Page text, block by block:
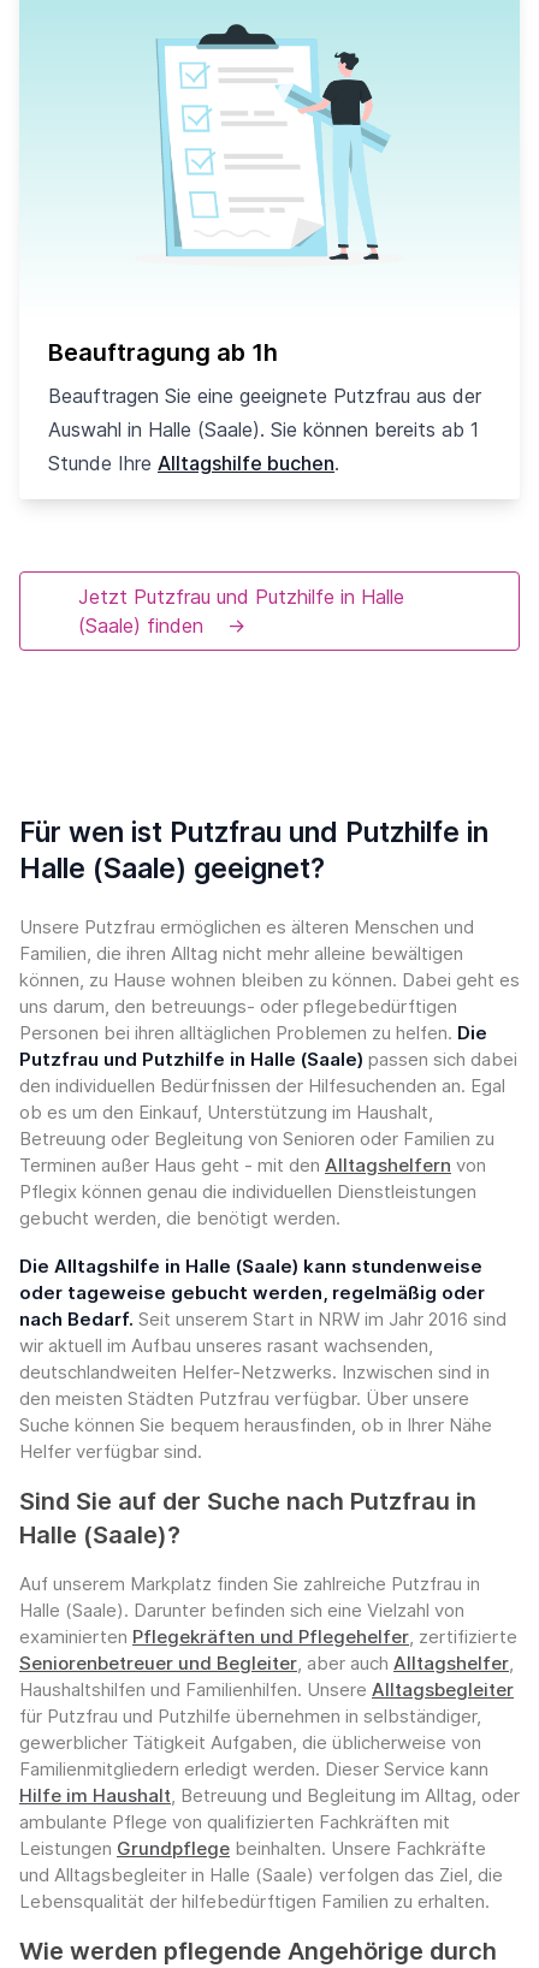
Beauftragung ab 1h
Beauftragen Sie eine geeignete Putzfrau aus der
Auswahl in Halle (Saale). Sie können bereits ab 1
Stunde Ihre Alltagshilfe buchen.
Jetzt Putzfrau und Putzhilfe in Halle
(Saale) finden
→
Für wen ist Putzfrau und Putzhilfe in
Halle (Saale) geeignet?
Unsere Putzfrau ermöglichen es älteren Menschen und
Familien, die ihren Alltag nicht mehr alleine bewältigen
können, zu Hause wohnen bleiben zu können. Dabei geht es
uns darum, den betreuungs- oder pflegebedürftigen
Personen bei ihren alltäglichen Problemen zu helfen. Die
Putzfrau und Putzhilfe in Halle (Saale) passen sich dabei
den individuellen Bedürfnissen der Hilfesuchenden an. Egal
ob es um den Einkauf, Unterstützung im Haushalt,
Betreuung oder Begleitung von Senioren oder Familien zu
Terminen außer Haus geht - mit den Alltagshelfern von
Pflegix können genau die individuellen Dienstleistungen
gebucht werden, die benötigt werden.
Die Alltagshilfe in Halle (Saale) kann stundenweise
oder tageweise gebucht werden, regelmäßig oder
nach Bedarf. Seit unserem Start in NRW im Jahr 2016 sind
wir aktuell im Aufbau unseres rasant wachsenden,
deutschlandweiten Helfer-Netzwerks. Inzwischen sind in
den meisten Städten Putzfrau verfügbar. Über unsere
Suche können Sie bequem herausfinden, ob in Ihrer Nähe
Helfer verfügbar sind.
Sind Sie auf der Suche nach Putzfrau in
Halle (Saale)?
Auf unserem Markplatz finden Sie zahlreiche Putzfrau in
Halle (Saale). Darunter befinden sich eine Vielzahl von
examinierten Pflegekräften und Pflegehelfer, zertifizierte
Seniorenbetreuer und Begleiter, aber auch Alltagshelfer,
Haushaltshilfen und Familienhilfen. Unsere Alltagsbegleiter
für Putzfrau und Putzhilfe übernehmen in selbständiger,
gewerblicher Tätigkeit Aufgaben, die üblicherweise von
Familienmitgliedern erledigt werden. Dieser Service kann
Hilfe im Haushalt, Betreuung und Begleitung im Alltag, oder
ambulante Pflege von qualifizierten Fachkräften mit
Leistungen Grundpflege beinhalten. Unsere Fachkräfte
und Alltagsbegleiter in Halle (Saale) verfolgen das Ziel, die
Lebensqualität der hilfebedürftigen Familien zu erhalten.
Wie werden pflegende Angehörige durch